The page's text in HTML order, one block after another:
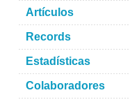
Artículos
Records
Estadísticas
Colaboradores